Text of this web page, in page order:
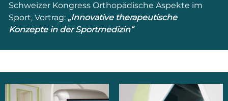
Schweizer Kongress Orthopädische Aspekte im
Sport, Vortrag: „Innovative therapeutische
Konzepte in der Sportmedizin“